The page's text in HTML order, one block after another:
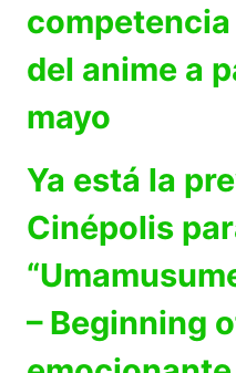
del anime a
mayo
Ya está la
Cinépolis
– Beginning